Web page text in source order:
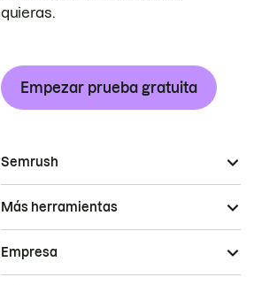
quieras.
Empezar prueba gratuita
Semrush
Más herramientas
Empresa